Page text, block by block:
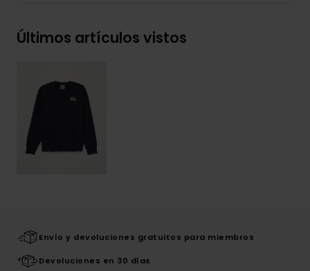
Últimos artículos vistos
Envío y devoluciones gratuitos para miembros
Devoluciones en 30 días